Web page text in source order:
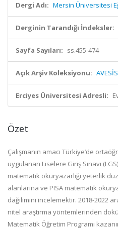
Dergi Adı: Mersin Üniversitesi
Derginin Tarandığı İndeksler:
Sayfa Sayıları: ss.455-474
Açık Arşiv Koleksiyonu:
Erciyes Üniversitesi Adresli:
Özet
Çalışmanın amacı Türkiye’de
uygulanan Liselere Giriş Sınavı
matematik okuryazarlığı yeterlik
alanlarına ve PISA matematik
dağılımını incelemektir. 2018-2022
nitel araştırma yöntemlerinden
Matematik Öğretim Programı